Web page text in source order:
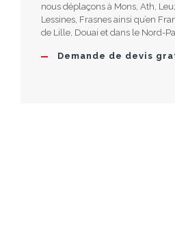
nous déplaçons à Mons, Ath,
Lessines, Frasnes ainsi qu’en
de Lille, Douai et dans le Nord-
Demande de devis